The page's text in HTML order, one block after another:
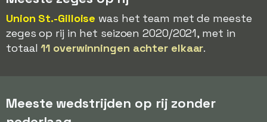
Union St.-Gilloise was het team met de meeste
zeges op rij in het seizoen 2020/2021, met in
totaal11 overwinningen achter elkaar.
Meeste wedstrijden op rij zonder